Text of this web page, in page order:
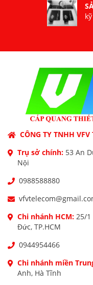
CÔNG TY TNHH VFV
Trụ sở chính: 53 An
Nội
0988588880
Chi nhánh HCM: 25/1
Đức, TP.HCM
0944954466
Chi nhánh miền
Anh, Hà Tĩnh